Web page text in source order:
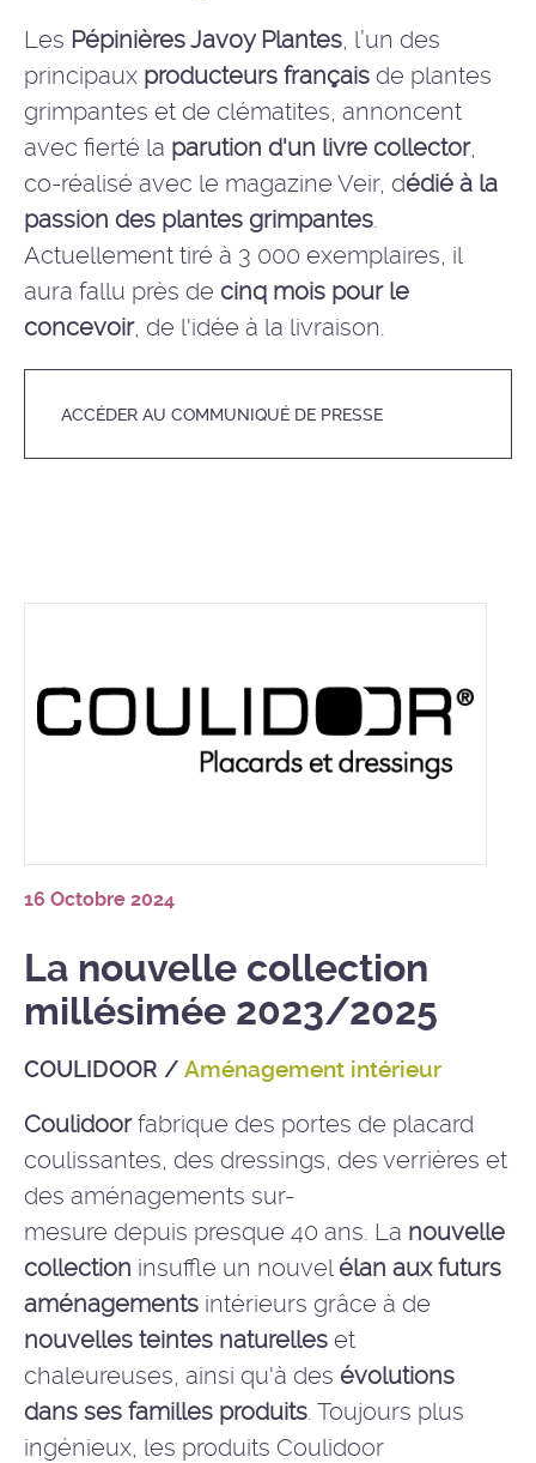
Les Pépinières Javoy Plantes, l’un des
principaux producteurs français de plantes
grimpantes et de clématites, annoncent
avec fierté la parution d'un livre collector,
co-réalisé avec le magazine Veir, dédié à la
passion des plantes grimpantes.
Actuellement tiré à 3 000 exemplaires, il
aura fallu près de cinq mois pour le
concevoir, de l'idée à la livraison.
ACCÉDER AU COMMUNIQUÉ DE PRESSE
16 Octobre 2024
La nouvelle collection
millésimée 2023/2025
COULIDOOR / Aménagement intérieur
Coulidoorfabrique des portes de placard
coulissantes, des dressings, des verrières et
des aménagements sur-
mesure depuis presque 40 ans. La nouvelle
collection insuffle un nouvel élan aux futurs
aménagements intérieurs grâce à de
nouvelles teintes naturelles et
chaleureuses, ainsi qu'à des évolutions
dans ses familles produits. Toujours plus
ingénieux, les produits Coulidoor